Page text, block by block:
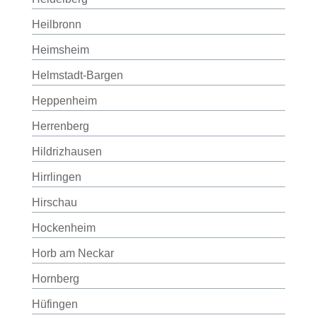
Heilbronn
Heimsheim
Helmstadt-Bargen
Heppenheim
Herrenberg
Hildrizhausen
Hirrlingen
Hirschau
Hockenheim
Horb am Neckar
Hornberg
Hüfingen